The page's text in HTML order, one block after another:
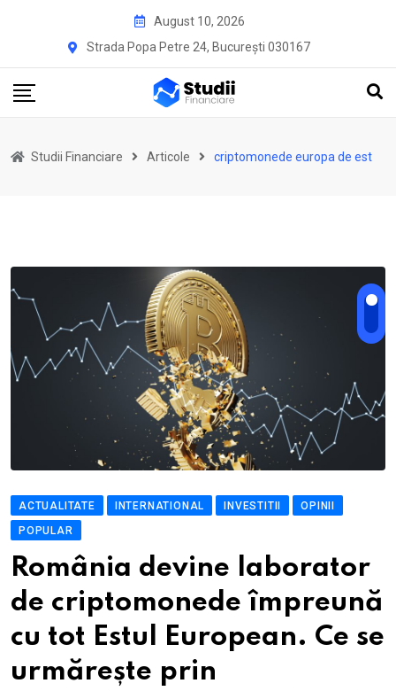
August 10, 2026
Strada Popa Petre 24, București 030167
Studii Financiare Articole criptomonede europa de est
ACTUALITATE INTERNATIONAL INVESTITII
OPINII
POPULAR
România devine laborator
de criptomonede împreună
cu tot Estul European. Ce se
urmărește prin